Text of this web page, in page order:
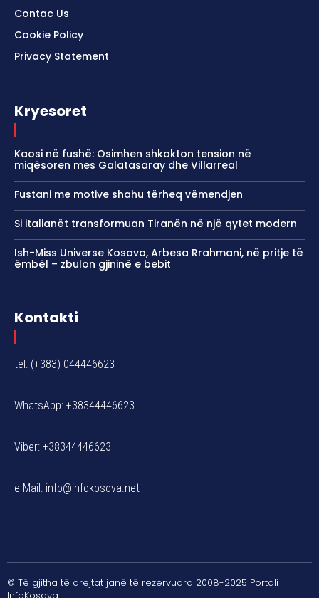
Contac Us
Cookie Policy
Privacy Statement
Kryesoret
Kaosi në fushë: Osimhen shkakton tension në
miqësoren mes Galatasaray dhe Villarreal
Fustani me motive shahu tërheq vëmendjen
Si italianët transformuan Tiranën në një qytet modern
Ish-Miss Universe Kosova, Arbesa Rrahmani, në pritje të
ëmbël – zbulon gjininë e bebit
Kontakti
tel: (+383) 044446623
WhatsApp: +38344446623
Viber: +38344446623
e-Mail: info@infokosova.net
© Të gjitha të drejtat janë të rezervuara 2008-2025 Portali